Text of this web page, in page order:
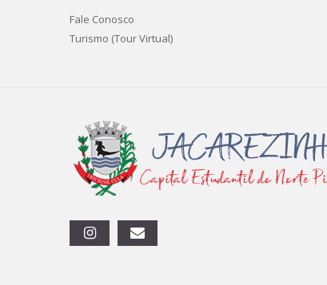
Fale Conosco
Turismo (Tour Virtual)